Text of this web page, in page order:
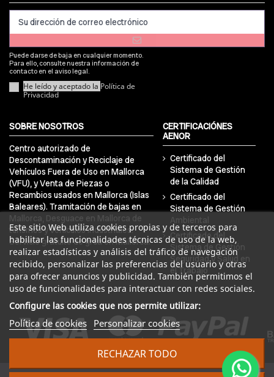
Este sitio Web utiliza cookies propias y de terceros para
habilitar las funcionalidades técnicas de uso de la web,
realizar estadísticas y análisis del tráfico de navegación
recibido, personalizar las preferencias del usuario y otras
para ofrecer anuncios y publicidad. También permitimos el
uso de funcionalidades para interactuar con redes sociales.
Configure las cookies que nos permite utilizar:
Política de cookies Personalizar cookies
RECHAZAR TODO
Puede darse de baja en cualquier momento.
Para ello, consulte nuestra información de
contacto en el aviso legal.
He leído y aceptado la Política de
Privacidad
SOBRE NOSOTROS
Centro autorizado de
Descontaminación y Reciclaje de
Vehículos Fuera de Uso en Mallorca
(VFU), y Venta de Piezas o
Recambios usados en Mallorca (Islas
Baleares). Tramitación de bajas en
Mallorca, Desguace en Mallorca de
turismos y vehículos industriales.
Servicio gratuito de grúa en Mallorca.
CERTIFICACIÓNES
AENOR
Certificado del
Sistema de Gestión
de la Calidad
Certificado del
Sistema de Gestión
Ambiental
Certificado del
Sistema de Gestión
Seguridad y Salud en
el Trabajo